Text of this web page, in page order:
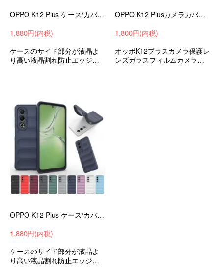
OPPO K12 Plus ケース/カバー TPU ソフトケース ストラップ穴 可愛い お洒落 かわいい シンプル ストラップホール付き
1,880円(内税)
ケースのサイド部分が液晶よ
り高い液晶割れ防止エッジを
OPPO K12 Plusカメラカバー 1セット 合計3枚入 ガラスフィルム カメラ保護 レンズカバー オッポ K12 プラス 強化ガラス アルミ レンズ保護
1,800円(内税)
オッポK12プラスカメラ保護レ
ンズガラスフィルムカメラレ
OPPO K12 Plus ケース/カバー 耐衝撃 TPU ソフトケース かわいい シンプル オッポ K12 プラス アンドロイド
1,880円(内税)
ケースのサイド部分が液晶よ
り高い液晶割れ防止エッジを